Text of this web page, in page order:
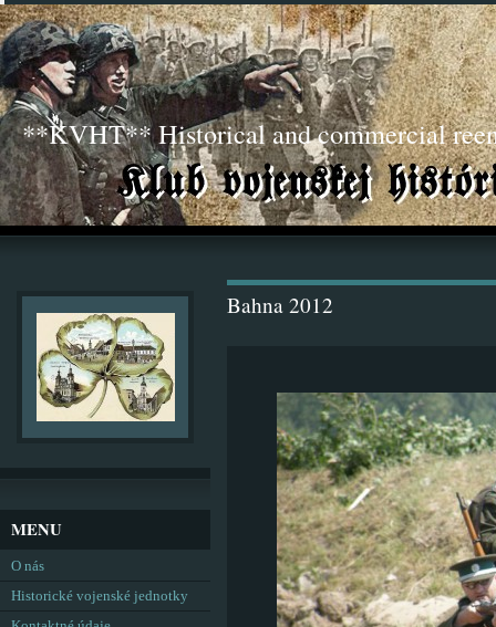
**KVHT** Historical and commercial
Bahna 2012
MENU
O nás
Historické vojenské jednotky